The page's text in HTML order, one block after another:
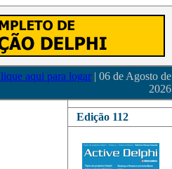
aqui para logar | 06 de Agosto de
2026
Edição 112